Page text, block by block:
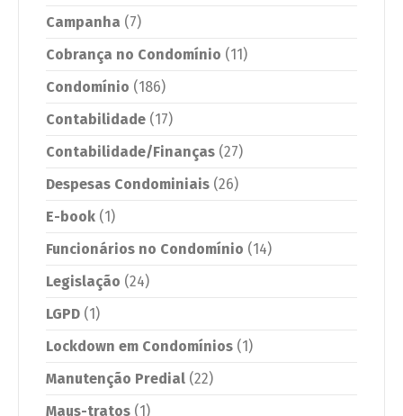
Campanha (7)
Cobrança no Condomínio (11)
Condomínio (186)
Contabilidade (17)
Contabilidade/Finanças (27)
Despesas Condominiais (26)
E-book (1)
Funcionários no Condomínio (14)
Legislação (24)
LGPD (1)
Lockdown em Condomínios (1)
Manutenção Predial (22)
Maus-tratos (1)